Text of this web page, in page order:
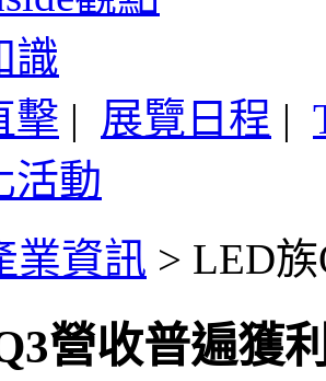
識
擊 | 展覽日程 |
活動
業資訊 > LED
營收普遍獲